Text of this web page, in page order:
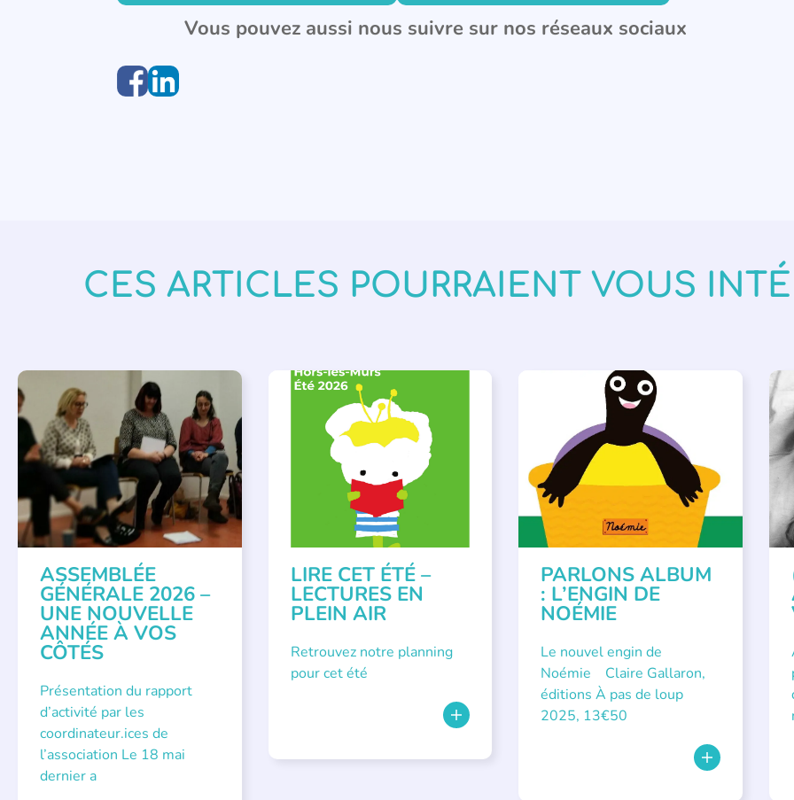
Vous pouvez aussi nous suivre sur nos réseaux sociaux
CES ARTICLES POURRAIENT VOUS
APPEL À SOUTIEN ,
VIE DE L'ASSOCIATION
ASSEMBLÉE
GÉNÉRALE 2026 –
UNE NOUVELLE
ANNÉE À VOS
CÔTÉS
Présentation du rapport
d’activité par les
coordinateur.ices de
l’association Le 18 mai
dernier a
BIBLIOTHÈQUES , ÉVÉNEMENTS
LECTURE INDIVIDUALISÉE ,
LITTÉRATURE JEUNESSE
LIRE CET ÉTÉ –
LECTURES EN
PLEIN AIR
Retrouvez notre planning
pour cet été
PARLONS ALBUMS
PARLONS ALBUM
: L’ENGIN DE
NOÉMIE
Le nouvel engin de
Noémie Claire Gallaron,
éditions À pas de loup
2025, 13€50